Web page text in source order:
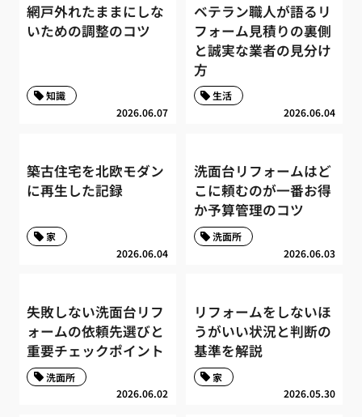
網戸外れたままにしな
いための調整のコツ
2026.06.07
知識
ベテラン職人が語るリ
フォーム見積りの裏側
と誠実な業者の見分け
方
2026.06.04
生活
築古住宅を北欧モダン
に再生した記録
2026.06.04
家
洗面台リフォームはど
こに頼むのが一番お得
か予算管理のコツ
2026.06.03
洗面所
失敗しない洗面台リフ
ォームの依頼先選びと
重要チェックポイント
2026.06.02
洗面所
リフォームをしないほ
うがいい状況と判断の
基準を解説
2026.05.30
家